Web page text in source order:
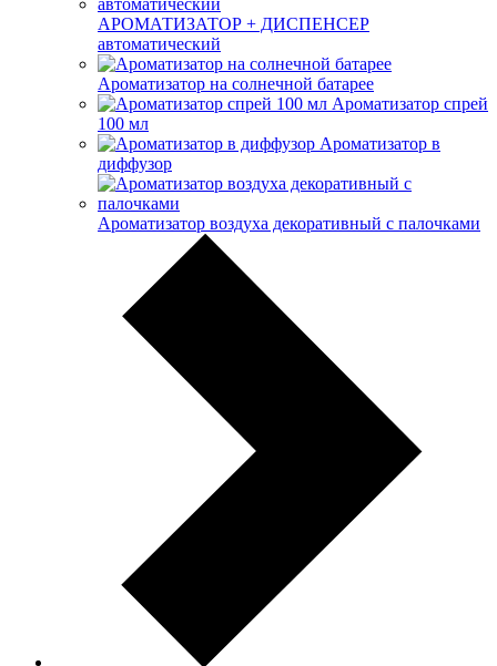
АРОМАТИЗАТОР + ДИСПЕНСЕР
автоматический
Ароматизатор на солнечной батарее
Ароматизатор спрей
100 мл
Ароматизатор в
диффузор
Ароматизатор воздуха декоративный с палочками